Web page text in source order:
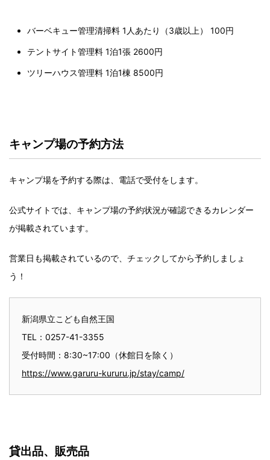
バーベキュー管理清掃料 1人あたり（3歳以上） 100円
テントサイト管理料 1泊1張 2600円
ツリーハウス管理料 1泊1棟 8500円
キャンプ場の予約方法
キャンプ場を予約する際は、電話で受付をします。
公式サイトでは、キャンプ場の予約状況が確認できるカレンダー
が掲載されています。
営業日も掲載されているので、チェックしてから予約しましょ
う！
新潟県立こども自然王国
TEL：0257-41-3355
受付時間：8:30~17:00（休館日を除く）
https://www.garuru-kururu.jp/stay/camp/
貸出品、販売品